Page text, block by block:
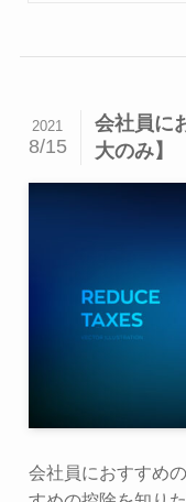
会社員に
大のみ】
2021
8/15
会社員におすすめ